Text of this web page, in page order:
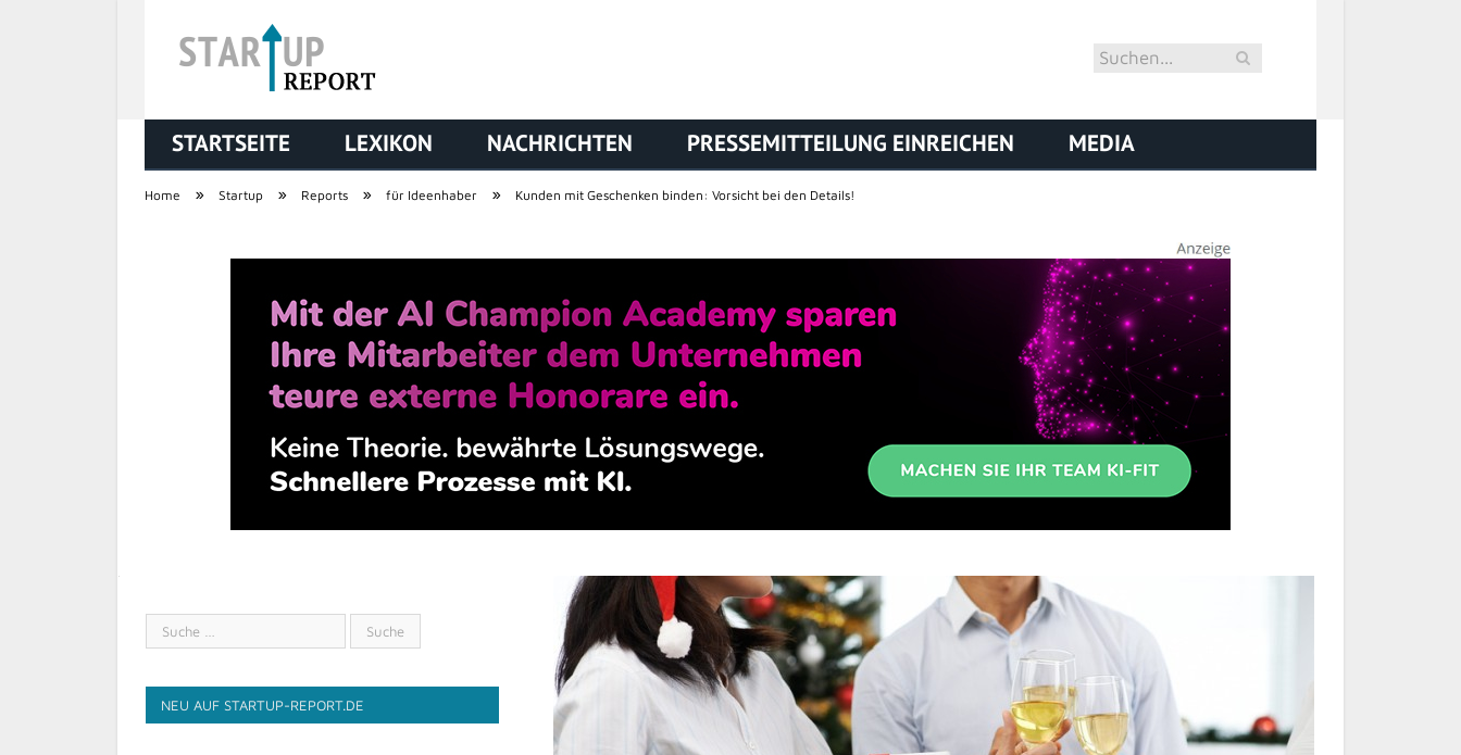
STARTUP REPORT
STARTSEITE LEXIKON NACHRICHTEN PRESSEMITTEILUNG EINREICHEN MEDIA
Home » Startup » Reports » für Ideenhaber » Kunden mit Geschenken binden: Vorsicht bei den Details!
NEU AUF STARTUP-REPORT.DE